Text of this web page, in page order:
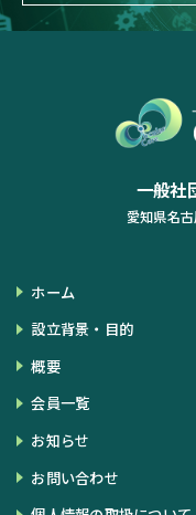
一般社
愛知県名
ホーム
設立背景・目的
概要
会員一覧
お知らせ
お問い合わせ